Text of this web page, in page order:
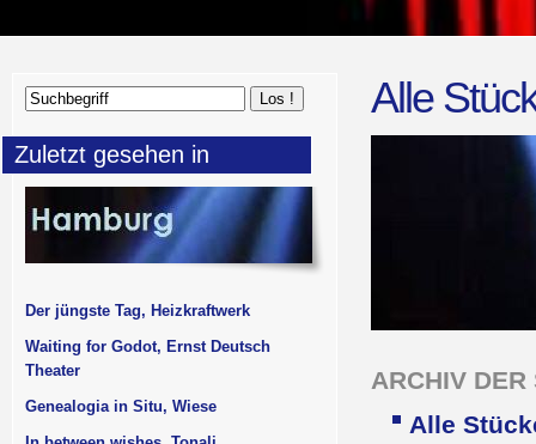
Alle
ARCHIV
Alle
Zuletzt gesehen in
Der jüngste Tag, Heizkraftwerk
Waiting for Godot, Ernst Deutsch
Theater
Genealogia in Situ, Wiese